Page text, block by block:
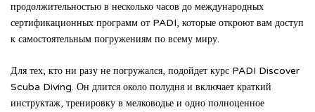
продолжительностью в несколько часов до международных
сертификационных программ от PADI, которые откроют вам доступ
к самостоятельным погружениям по всему миру.
Для тех, кто ни разу не погружался, подойдет курс PADI Discover
Scuba Diving. Он длится около полудня и включает краткий
инструктаж, тренировку в мелководье и одно полноценное